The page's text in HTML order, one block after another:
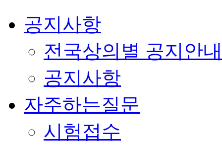
공지사항
전국상의별 공지안내
공지사항
자주하는질문
시험접수